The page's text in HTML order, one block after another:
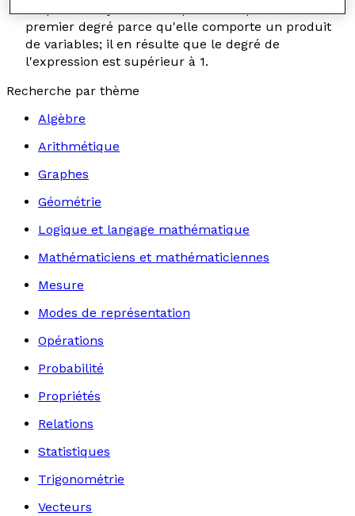
L'équation 2xy= –8 n'est pas une équation du
premier degré parce qu'elle comporte un produit
de variables; il en résulte que le degré de
l'expression est supérieur à 1.
Recherche par thème
Algèbre
Arithmétique
Graphes
Géométrie
Logique et langage mathématique
Mathématiciens et mathématiciennes
Mesure
Modes de représentation
Opérations
Probabilité
Propriétés
Relations
Statistiques
Trigonométrie
Vecteurs